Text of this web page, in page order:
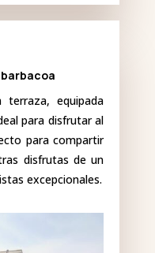
terraza, equipada
para disfrutar al
para compartir
disfrutas de un
excepcionales.